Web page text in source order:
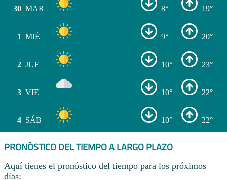
30 MAR 8° 19°
1 MIÉ 9° 20°
2 JUE 10° 23°
3 VIE 10° 22°
4 SÁB 10° 22°
PRONÓSTICO DEL TIEMPO A LARGO PLAZO
Aquí tienes el pronóstico del tiempo para los próximos
días: